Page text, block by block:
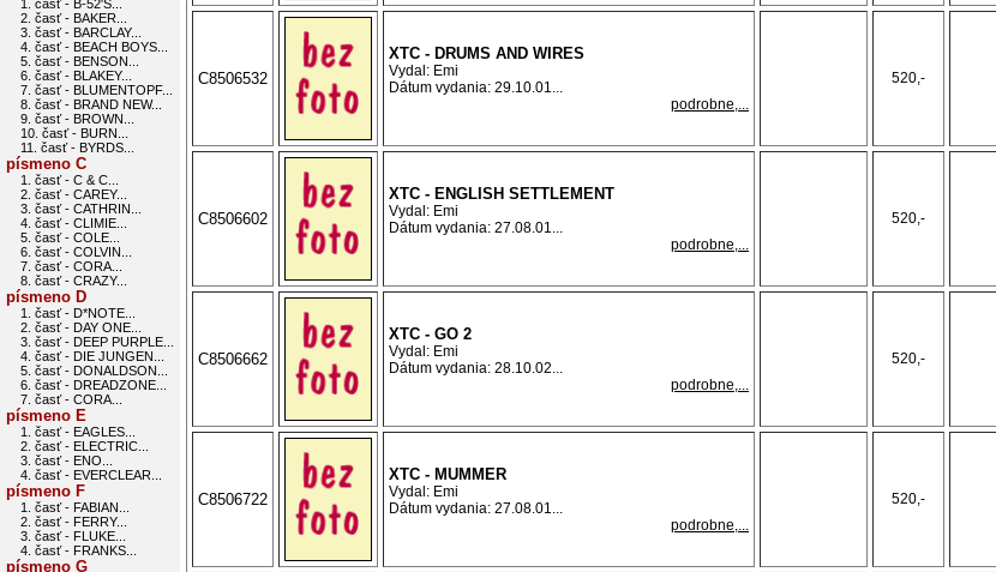
1. časť - B-52'S...
2. časť - BAKER...
3. časť - BARCLAY...
4. časť - BEACH BOYS...
5. časť - BENSON...
6. časť - BLAKEY...
7. časť - BLUMENTOPF...
8. časť - BRAND NEW...
9. časť - BROWN...
10. časť - BURN...
11. časť - BYRDS...
písmeno C
1. časť - C & C...
2. časť - CAREY...
3. časť - CATHRIN...
4. časť - CLIMIE...
5. časť - COLE...
6. časť - COLVIN...
7. časť - CORA...
8. časť - CRAZY...
písmeno D
1. časť - D*NOTE...
2. časť - DAY ONE...
3. časť - DEEP PURPLE...
4. časť - DIE JUNGEN...
5. časť - DONALDSON...
6. časť - DREADZONE...
7. časť - CORA...
písmeno E
1. časť - EAGLES...
2. časť - ELECTRIC...
3. časť - ENO...
4. časť - EVERCLEAR...
písmeno F
1. časť - FABIAN...
2. časť - FERRY...
3. časť - FLUKE...
4. časť - FRANKS...
písmeno G
C8506532
XTC - DRUMS AND WIRES
Vydal: Emi
Dátum vydania: 29.10.01...
podrobne,...
520,-
C8506602
XTC - ENGLISH SETTLEMENT
Vydal: Emi
Dátum vydania: 27.08.01...
podrobne,...
520,-
C8506662
XTC - GO 2
Vydal: Emi
Dátum vydania: 28.10.02...
podrobne,...
520,-
C8506722
XTC - MUMMER
Vydal: Emi
Dátum vydania: 27.08.01...
podrobne,...
520,-